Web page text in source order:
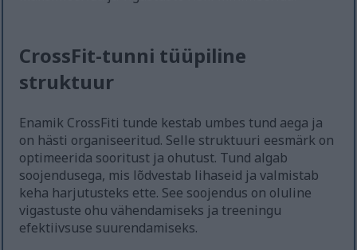
CrossFit-tunni tüüpiline
struktuur
Enamik CrossFiti tunde kestab umbes tund aega ja
on hästi organiseeritud. Selle struktuuri eesmärk on
optimeerida sooritust ja ohutust. Tund algab
soojendusega, mis lõdvestab lihaseid ja valmistab
keha harjutusteks ette. See soojendus on oluline
vigastuste ohu vähendamiseks ja treeningu
efektiivsuse suurendamiseks.